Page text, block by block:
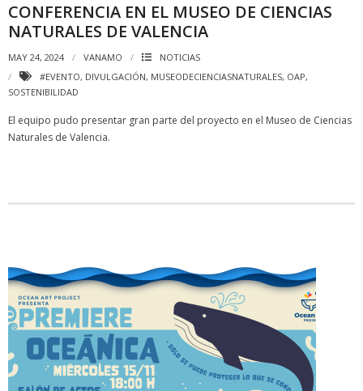
CONFERENCIA EN EL MUSEO DE CIENCIAS
NATURALES DE VALENCIA
MAY 24, 2024 VANAMO
NOTICIAS
#EVENTO, DIVULGACIÓN, MUSEODECIENCIASNATURALES, OAP,
SOSTENIBILIDAD
El equipo pudo presentar gran parte del proyecto en el Museo de Ciencias
Naturales de Valencia.